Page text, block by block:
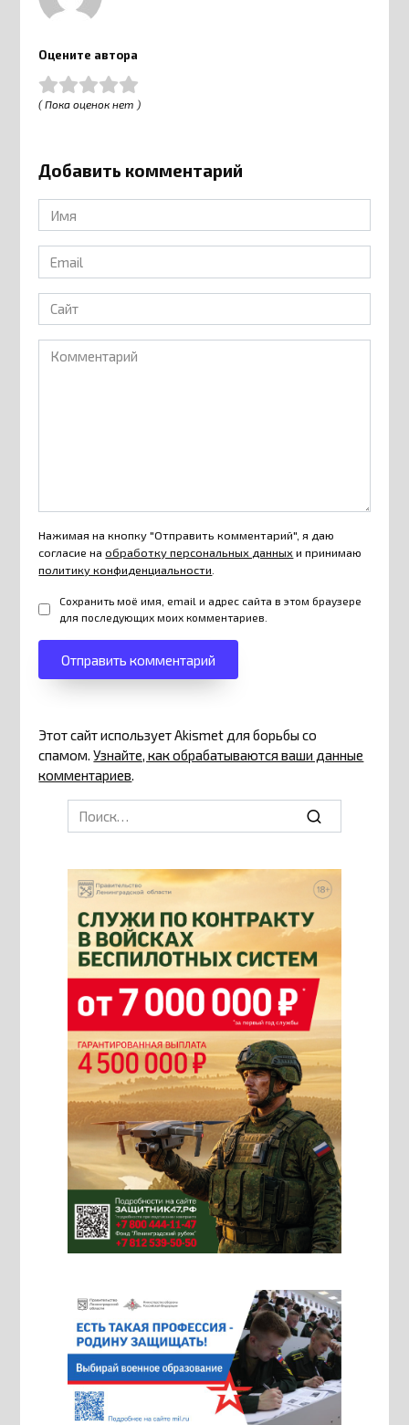
Оцените автора
( Пока оценок нет )
Добавить комментарий
Имя
*
Email
*
Сайт
Комментарий
Нажимая на кнопку "Отправить комментарий", я даю
согласие наобработку персональных данныхи принимаю
политику конфиденциальности.
Сохранить моё имя, email и адрес сайта в этом браузере
для последующих моих комментариев.
Этот сайт использует Akismet для борьбы со
спамом.Узнайте, как обрабатываются ваши данные
комментариев.
Search
for: